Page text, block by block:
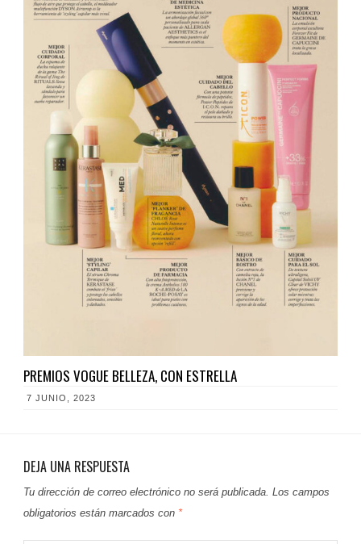
PREMIOS VOGUE BELLEZA, CON ESTRELLA
7 JUNIO, 2023
DEJA UNA RESPUESTA
Tu dirección de correo electrónico no será publicada. Los campos
obligatorios están marcados con *